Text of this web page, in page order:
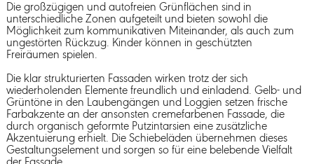
Die großzügigen und autofreien Grünflächen sind in
unterschiedliche Zonen aufgeteilt und bieten sowohl die
Möglichkeit zum kommunikativen Miteinander, als auch zum
ungestörten Rückzug. Kinder können in geschützten
Freiräumen spielen.
Die klar strukturierten Fassaden wirken trotz der sich
wiederholenden Elemente freundlich und einladend. Gelb- und
Grüntöne in den Laubengängen und Loggien setzen frische
Farbakzente an der ansonsten cremefarbenen Fassade, die
durch organisch geformte Putzintarsien eine zusätzliche
Akzentuierung erhielt. Die Schiebeläden übernehmen dieses
Gestaltungselement und sorgen so für eine belebende Vielfalt